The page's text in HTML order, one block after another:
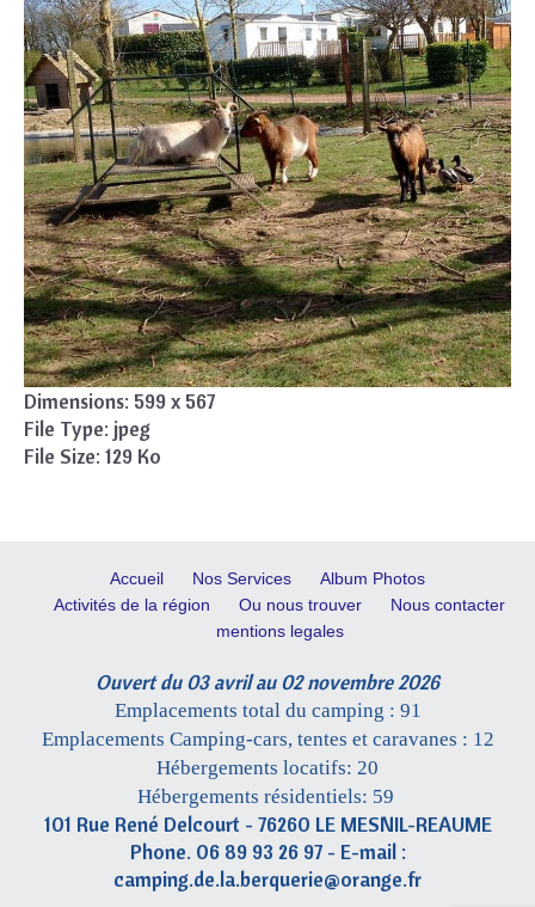
Dimensions: 599 x 567
File Type: jpeg
File Size: 129 Ko
Accueil Nos Services
Album Photos
Activités de la région
Ou nous trouver
Nous contacter
mentions legales
Ouvert du 03 avril au 02 novembre 2026
Emplacements total du camping : 91
Emplacements Camping-cars, tentes et caravanes : 12
Hébergements locatifs: 20
Hébergements résidentiels: 59
101 Rue René Delcourt - 76260 LE MESNIL-REAUME
Phone. 06 89 93 26 97 - E-mail :
camping.de.la.berquerie@orange.fr